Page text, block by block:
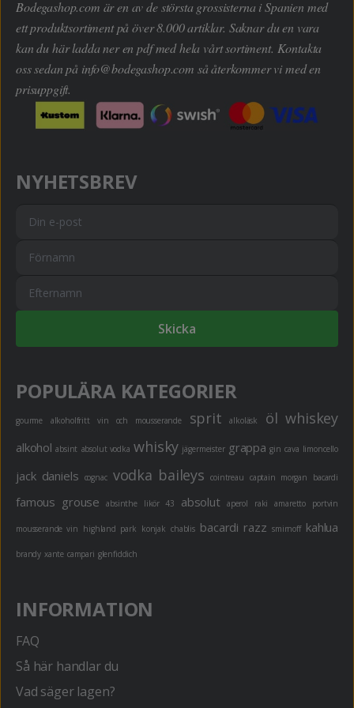
Bodegashop.com är en av de största grossisterna i Spanien med
ett produktsortiment på över 8.000 artiklar. Saknar du en vara
kan du här ladda ner en pdf med hela vårt sortiment. Kontakta
oss sedan på info@bodegashop.com så återkommer vi med en
prisuppgift.
NYHETSBREV
Skicka
POPULÄRA KATEGORIER
gourme alkoholfritt vin och mousserande sprit alkoläsk öl whiskey
alkohol absint absolut vodka whisky jägermeister grappa gin cava limoncello
jack daniels cognac vodka baileys cointreau captain morgan bacardi
famous grouse absinthe likör 43 absolut aperol raki amaretto portvin
mousserande vin highland park konjak chablis bacardi razz smirnoff kahlua
brandy xante campari glenfiddich
INFORMATION
FAQ
Så här handlar du
Vad säger lagen?